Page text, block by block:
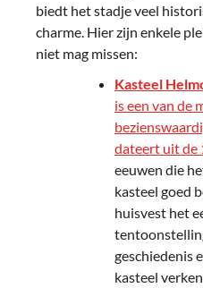
biedt het stadje veel
charme. Hier zijn enkele
niet mag missen:
Kasteel
is een van de
dateert uit de
eeuwen die
kasteel goed
huisvest het
geschiedenis
kasteel